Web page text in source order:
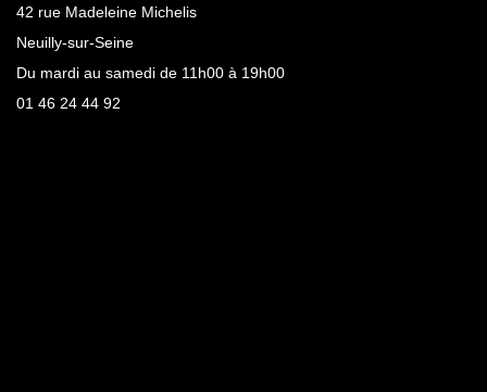
42 rue Madeleine Michelis
Neuilly-sur-Seine
Du mardi au samedi de 11h00 à 19h00
01 46 24 44 92